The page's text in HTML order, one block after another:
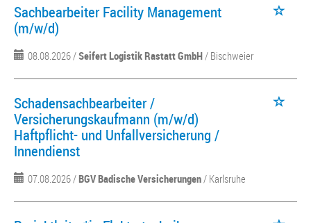
Sachbearbeiter Facility Management
(m/w/d)
08.08.2026 /Seifert Logistik Rastatt GmbH/ Bischweier
Schadensachbearbeiter /
Versicherungskaufmann (m/w/d)
Haftpflicht- und Unfallversicherung /
Innendienst
07.08.2026 /BGV Badische Versicherungen/ Karlsruhe